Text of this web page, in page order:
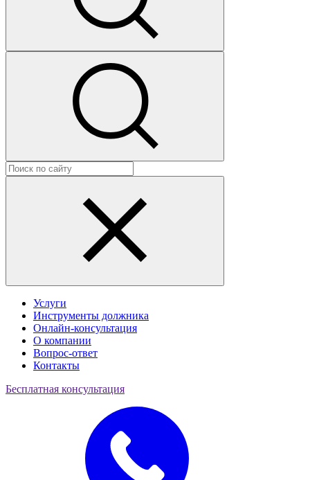
Услуги
Инструменты должника
Онлайн-консультация
О компании
Вопрос-ответ
Контакты
Бесплатная консультация